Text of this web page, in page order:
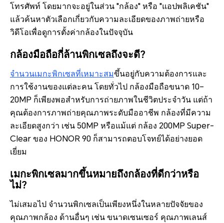
โทรศัพท์ โดยมากจะอยู่ในส่วน "กล้อง" หรือ "แอปพลิเคชัน"
แล้วค้นหาตัวเลือกเกี่ยวกับความละเอียดของภาพถ่ายหรือ
วิดีโอเพื่อดูการตั้งค่ากล้องในปัจจุบัน
กล้องมือถือกี่ล้านพิกเซลถึงจะดี?
จำนวนเมกะพิกเซลที่เหมาะสมขึ้นอยู่กับความต้องการและ
การใช้งานของแต่ละคน โดยทั่วไป กล้องมือถือขนาด 10–
20MP ก็เพียงพอสำหรับการถ่ายภาพในชีวิตประจำวัน แต่ถ้า
คุณต้องการภาพถ่ายคุณภาพระดับมืออาชีพ กล้องที่มีความ
ละเอียดสูงกว่า เช่น 50MP หรือแม้แต่ กล้อง 200MP Super-
Clear ของ HONOR 90 ก็สามารถตอบโจทย์ได้อย่างยอด
เยี่ยม
เมกะพิกเซลมากขึ้นหมายถึงกล้องที่ดีกว่าหรือ
ไม่?
ไม่เสมอไป จำนวนพิกเซลเป็นเพียงหนึ่งในหลายปัจจัยของ
คุณภาพกล้อง ด้านอื่นๆ เช่น ขนาดเซนเซอร์ คุณภาพเลนส์